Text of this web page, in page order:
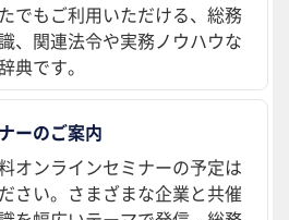
でもご利用いただける、総務
、関連法令や実務ノウハウな
典です。
ーのご案内
オンラインセミナーの予定は
さい。さまざまな企業と共催